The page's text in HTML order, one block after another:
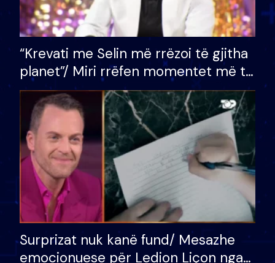
“Krevati me Selin më rrëzoi të gjitha
planet”/ Miri rrëfen momentet më të
bukura në shtëpinë e BB VIP: Do më
mungojë zilja e mëngjesit kur…
Surprizat nuk kanë fund/ Mesazhe
emocionuese për Ledion Liçon nga